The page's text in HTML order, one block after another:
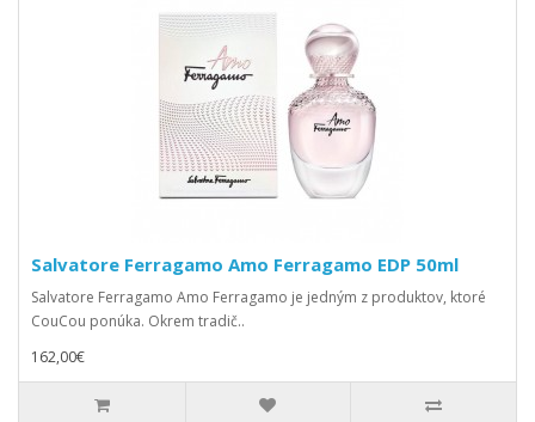
Salvatore Ferragamo Amo Ferragamo EDP 50ml
Salvatore Ferragamo Amo Ferragamo je jedným z produktov, ktoré
CouCou ponúka. Okrem tradič..
162,00€